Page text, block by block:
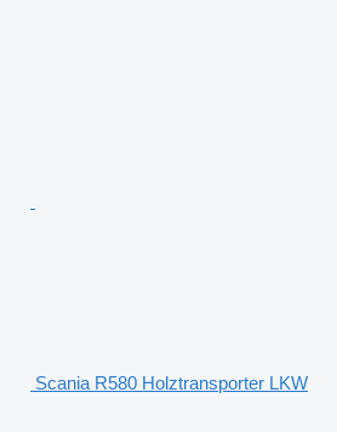
Scania R580 Holztransporter LKW